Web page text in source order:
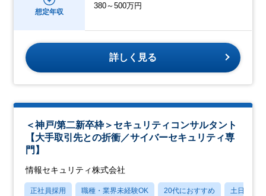
想定年収
380～500万円
詳しく見る
＜神戸/第二新卒枠＞セキュリティコンサルタント
【大手取引先との折衝／サイバーセキュリティ専
門】
情報セキュリティ株式会社
正社員採用 職種・業界未経験OK 20代におすすめ 土日祝休み